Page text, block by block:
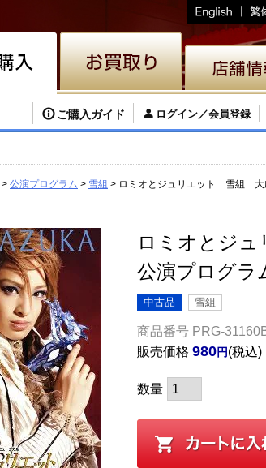
ご購入ガイド ログイン／会員登録
公演プログラム 雪組 ロミオとジュリエット 雪組 大
ロミオとジ
公演プログラ
中古品 雪組
商品番号 PRG-
販売価格 980 税込